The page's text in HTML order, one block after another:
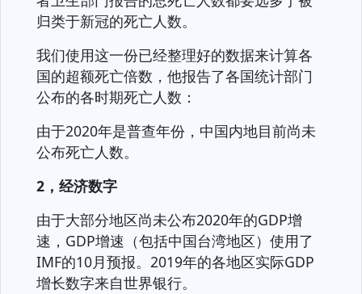
归类于新冠的死亡人数。
我们使用这一份已经整理好的数据来计算各
国的超额死亡倍数，他报告了各国统计部门
公布的各时期死亡人数：
由于2020年是普查年份，中国内地目前尚未
公布死亡人数。
2，经济数字
由于大部分地区尚未公布2020年的GDP增
速，GDP增速（包括中国台湾地区）使用了
IMF的10月预报。2019年的各地区实际GDP
增长数字来自世界银行。